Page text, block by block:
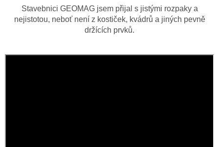
Stavebnici GEOMAG jsem přijal s jistými rozpaky a
nejistotou, neboť není z kostiček, kvádrů a jiných pevně
držících prvků.